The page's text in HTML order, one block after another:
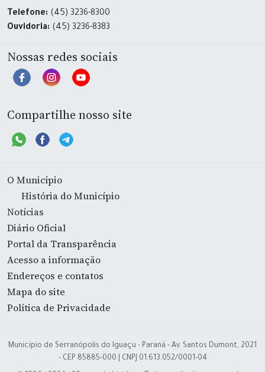
Telefone: (45) 3236-8300
Ouvidoria: (45) 3236-8383
Nossas redes sociais
Compartilhe nosso site
O Município
História do Município
Notícias
Diário Oficial
Portal da Transparência
Acesso a informação
Endereços e contatos
Mapa do site
Política de Privacidade
Município de Serranópolis do Iguaçu - Paraná - Av. Santos Dumont, 2021
- CEP 85885-000 | CNPJ 01.613.052/0001-04